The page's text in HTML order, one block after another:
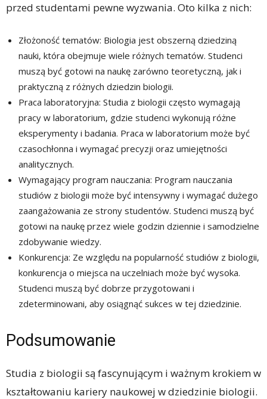
przed studentami pewne wyzwania. Oto kilka z nich:
Złożoność tematów: Biologia jest obszerną dziedziną
nauki, która obejmuje wiele różnych tematów. Studenci
muszą być gotowi na naukę zarówno teoretyczną, jak i
praktyczną z różnych dziedzin biologii.
Praca laboratoryjna: Studia z biologii często wymagają
pracy w laboratorium, gdzie studenci wykonują różne
eksperymenty i badania. Praca w laboratorium może być
czasochłonna i wymagać precyzji oraz umiejętności
analitycznych.
Wymagający program nauczania: Program nauczania
studiów z biologii może być intensywny i wymagać dużego
zaangażowania ze strony studentów. Studenci muszą być
gotowi na naukę przez wiele godzin dziennie i samodzielne
zdobywanie wiedzy.
Konkurencja: Ze względu na popularność studiów z biologii,
konkurencja o miejsca na uczelniach może być wysoka.
Studenci muszą być dobrze przygotowani i
zdeterminowani, aby osiągnąć sukces w tej dziedzinie.
Podsumowanie
Studia z biologii są fascynującym i ważnym krokiem w
kształtowaniu kariery naukowej w dziedzinie biologii.